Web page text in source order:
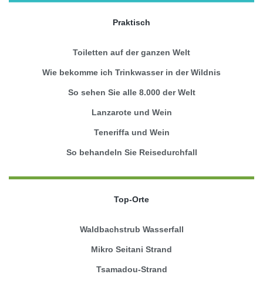
Praktisch
Toiletten auf der ganzen Welt
Wie bekomme ich Trinkwasser in der Wildnis
So sehen Sie alle 8.000 der Welt
Lanzarote und Wein
Teneriffa und Wein
So behandeln Sie Reisedurchfall
Top-Orte
Waldbachstrub Wasserfall
Mikro Seitani Strand
Tsamadou-Strand